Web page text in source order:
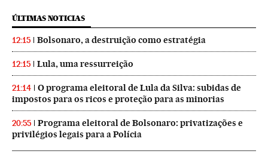
ÚLTIMAS NOTICIAS
12:15 Bolsonaro, a destruição como estratégia
12:15 Lula, uma ressurreição
21:14
O programa eleitoral de Lula da Silva: subidas de
impostos para os ricos e proteção para as minorias
20:55
Programa eleitoral de Bolsonaro: privatizações e
privilégios legais para a Polícia